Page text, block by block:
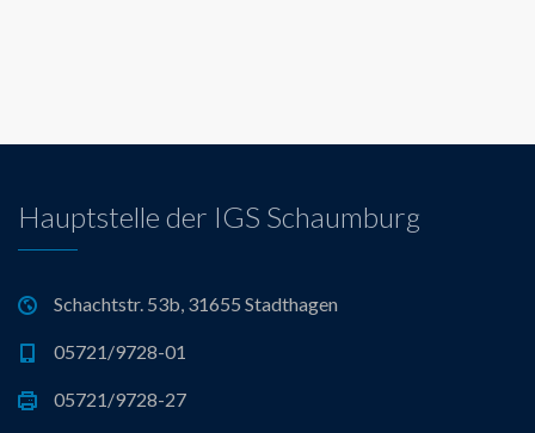
Hauptstelle der IGS Schaumburg
Schachtstr. 53b, 31655 Stadthagen
05721/9728-01
05721/9728-27